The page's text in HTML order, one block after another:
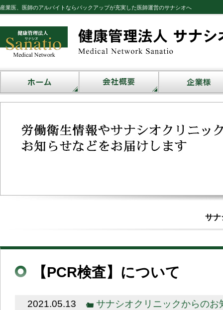
産業医、医師のアルバイトならバックアップが充実した医師運営のサナシオへ
サナ
【PCR検査】について
2021.05.13 サナシオクリニックからのお